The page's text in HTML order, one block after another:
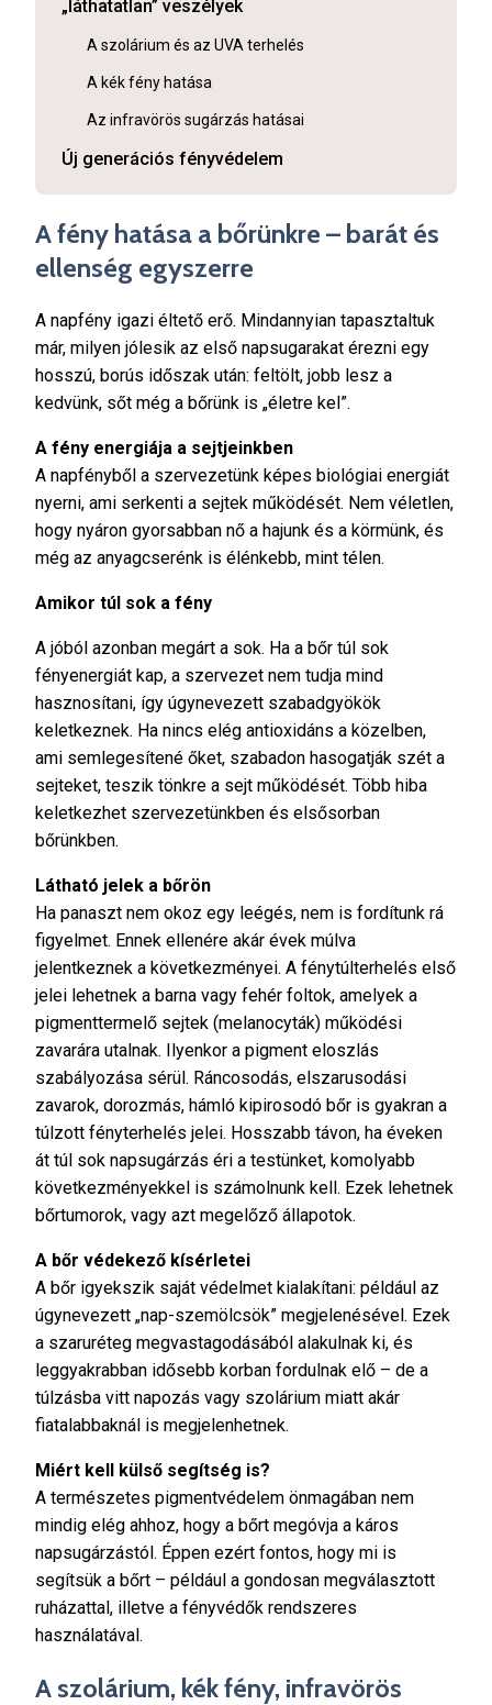
„láthatatlan” veszélyek
A szolárium és az UVA terhelés
A kék fény hatása
Az infravörös sugárzás hatásai
Új generációs fényvédelem
A fény hatása a bőrünkre – barát és
ellenség egyszerre
A napfény igazi éltető erő. Mindannyian tapasztaltuk
már, milyen jólesik az első napsugarakat érezni egy
hosszú, borús időszak után: feltölt, jobb lesz a
kedvünk, sőt még a bőrünk is „életre kel”.
A fény energiája a sejtjeinkben
A napfényből a szervezetünk képes biológiai energiát
nyerni, ami serkenti a sejtek működését. Nem véletlen,
hogy nyáron gyorsabban nő a hajunk és a körmünk, és
még az anyagcserénk is élénkebb, mint télen.
Amikor túl sok a fény
A jóból azonban megárt a sok. Ha a bőr túl sok
fényenergiát kap, a szervezet nem tudja mind
hasznosítani, így úgynevezett szabadgyökök
keletkeznek. Ha nincs elég antioxidáns a közelben,
ami semlegesítené őket, szabadon hasogatják szét a
sejteket, teszik tönkre a sejt működését. Több hiba
keletkezhet szervezetünkben és elsősorban
bőrünkben.
Látható jelek a bőrön
Ha panaszt nem okoz egy leégés, nem is fordítunk rá
figyelmet. Ennek ellenére akár évek múlva
jelentkeznek a következményei. A fénytúlterhelés első
jelei lehetnek a barna vagy fehér foltok, amelyek a
pigmenttermelő sejtek (melanocyták) működési
zavarára utalnak. Ilyenkor a pigment eloszlás
szabályozása sérül. Ráncosodás, elszarusodási
zavarok, dorozmás, hámló kipirosodó bőr is gyakran a
túlzott fényterhelés jelei. Hosszabb távon, ha éveken
át túl sok napsugárzás éri a testünket, komolyabb
következményekkel is számolnunk kell. Ezek lehetnek
bőrtumorok, vagy azt megelőző állapotok.
A bőr védekező kísérletei
A bőr igyekszik saját védelmet kialakítani: például az
úgynevezett „nap-szemölcsök” megjelenésével. Ezek
a szaruréteg megvastagodásából alakulnak ki, és
leggyakrabban idősebb korban fordulnak elő – de a
túlzásba vitt napozás vagy szolárium miatt akár
fiatalabbaknál is megjelenhetnek.
Miért kell külső segítség is?
A természetes pigmentvédelem önmagában nem
mindig elég ahhoz, hogy a bőrt megóvja a káros
napsugárzástól. Éppen ezért fontos, hogy mi is
segítsük a bőrt – például a gondosan megválasztott
ruházattal, illetve a fényvédők rendszeres
használatával.
A szolárium, kék fény, infravörös